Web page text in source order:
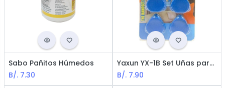
Sabo Pañitos Húmedos
B/. 7.30
Yaxun YX-1B Set Uñas para abrir Celulares - Tabletas / Otros Dispositivos / Azul
B/. 7.90